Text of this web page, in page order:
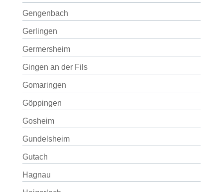
Gengenbach
Gerlingen
Germersheim
Gingen an der Fils
Gomaringen
Göppingen
Gosheim
Gundelsheim
Gutach
Hagnau